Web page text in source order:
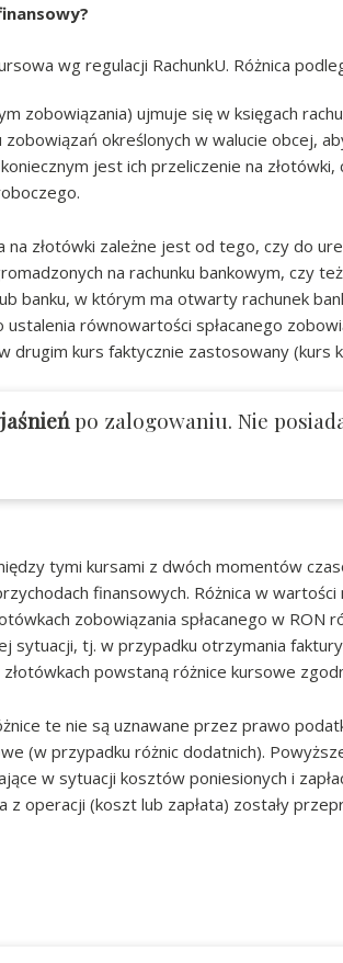
wg regulacji RachunkU. Różnica
zobowiązania) ujmuje się w księgach
określonych w walucie obcej,
jest ich przeliczenie na złotówki,
na złotówki zależne jest od tego, czy do
na rachunku bankowym, czy
banku, w którym ma otwarty rachunek
równowartości spłacanego
drugim kurs faktycznie zastosowany (kurs
po zalogowaniu. Nie
tymi kursami z dwóch momentów
finansowych. Różnica w
zobowiązania spłacanego w RON
sytuacji, tj. w przypadku otrzymania
powstaną różnice kursowe
te nie są uznawane przez prawo
(w przypadku różnic dodatnich).
w sytuacji kosztów poniesionych i
z operacji (koszt lub zapłata) zostały